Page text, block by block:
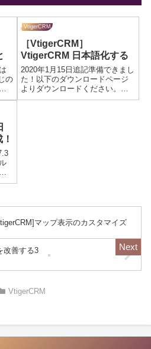
の
の
VtigerCRM
［VtigerCRM］
VtigerCRM 日本語化する
2020年1月15日追記準備できまし
た！以下のダウンロードページ
よりダウンロードください。ダ
ウンロードページへ当初の記事
マップ表示のカスタマイズ
改善する3
VtigerCRM